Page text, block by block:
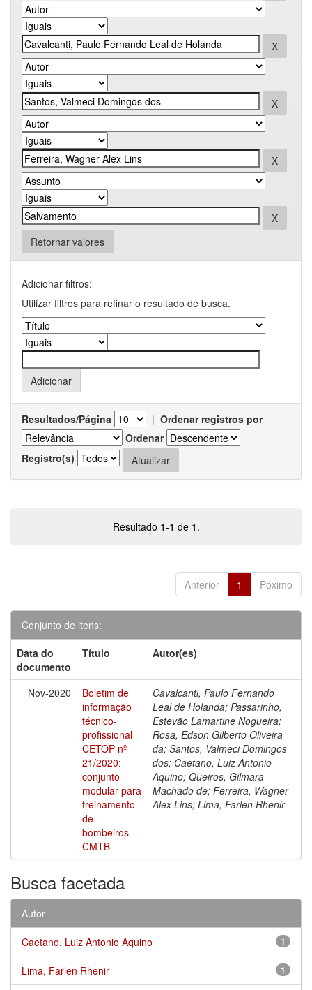
Retornar valores
Adicionar filtros:
Utilizar filtros para refinar o resultado de busca.
Resultados/Página | Ordenar registros por
Ordenar
Registro(s)
Resultado 1-1 de 1.
Anterior 1 Póximo
Conjunto de itens:
Data do
documento
Título Autor(es)
Nov-2020
Boletim de
informação
técnico-
profissional
CETOP nº
21/2020:
conjunto
modular para
treinamento
de
bombeiros -
CMTB
Cavalcanti, Paulo Fernando
Leal de Holanda; Passarinho,
Estevão Lamartine Nogueira;
Rosa, Edson Gilberto Oliveira
da; Santos, Valmeci Domingos
dos; Caetano, Luiz Antonio
Aquino; Queiros, Gilmara
Machado de; Ferreira, Wagner
Alex Lins; Lima, Farlen Rhenir
Busca facetada
Autor
1
Caetano, Luiz Antonio Aquino
1
Lima, Farlen Rhenir